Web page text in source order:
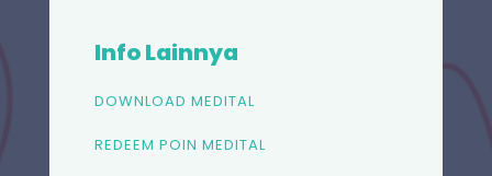
Info Lainnya
DOWNLOAD MEDITAL
REDEEM POIN MEDITAL